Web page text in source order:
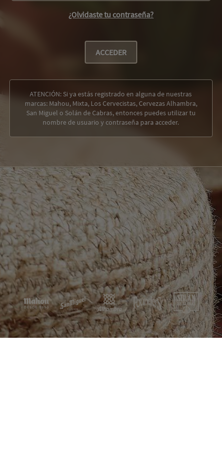
¿Olvidaste tu contraseña?
ACCEDER
ATENCIÓN: Si ya estás registrado en alguna de nuestras
marcas: Mahou, Mixta, Los Cervecistas, Cervezas Alhambra,
San Miguel o Solán de Cabras, entonces puedes utilizar tu
nombre de usuario y contraseña para acceder.